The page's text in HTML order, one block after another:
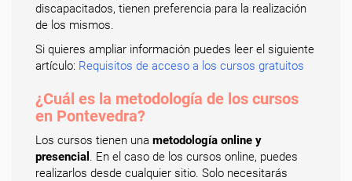
discapacitados, tienen preferencia para la realización
de los mismos.
Si quieres ampliar información puedes leer el siguiente
artículo: Requisitos de acceso a los cursos gratuitos
¿Cuál es la metodología de los cursos
en Pontevedra?
Los cursos tienen una metodología online y
presencial . En el caso de los cursos online, puedes
realizarlos desde cualquier sitio. Solo necesitarás